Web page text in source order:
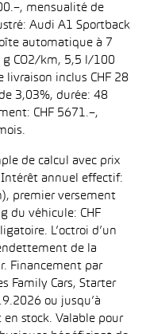
mensualité de
Audi A1 Sportback
automatique à 7
g CO2/km, 5,5 l/100
livraison inclus CHF 28
3,03%, durée: 48
CHF 5671.–,
de calcul avec prix
Intérêt annuel effectif:
premier versement
du véhicule: CHF
L’octroi d’un
de la
Financement par
Family Cars, Starter
ou jusqu’à
stock. Valable pour